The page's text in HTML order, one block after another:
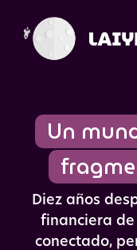
Un
Diez años
financiera de
conectado,